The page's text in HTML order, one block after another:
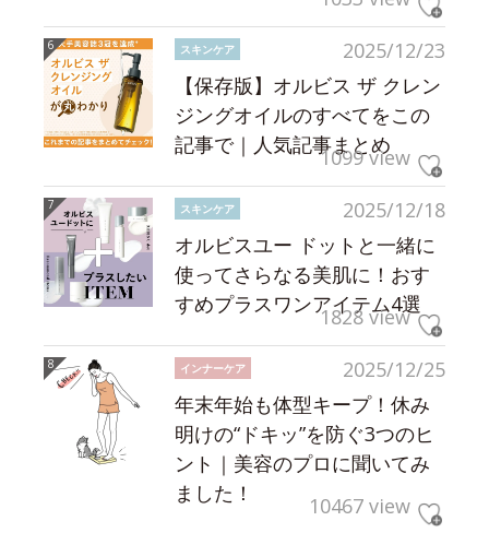
2025/12/23
スキンケア
【保存版】オルビス ザ クレン
ジングオイルのすべてをこの
記事で｜人気記事まとめ
1099 view
2025/12/18
スキンケア
オルビスユー ドットと一緒に
使ってさらなる美肌に！おす
すめプラスワンアイテム4選
1828 view
2025/12/25
インナーケア
年末年始も体型キープ！休み
明けの“ドキッ”を防ぐ3つのヒ
ント｜美容のプロに聞いてみ
ました！
10467 view